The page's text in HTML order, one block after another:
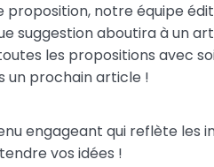
proposition, notre équipe
suggestion aboutira à un
les propositions avec
un prochain article !
engageant qui reflète les
vos idées !